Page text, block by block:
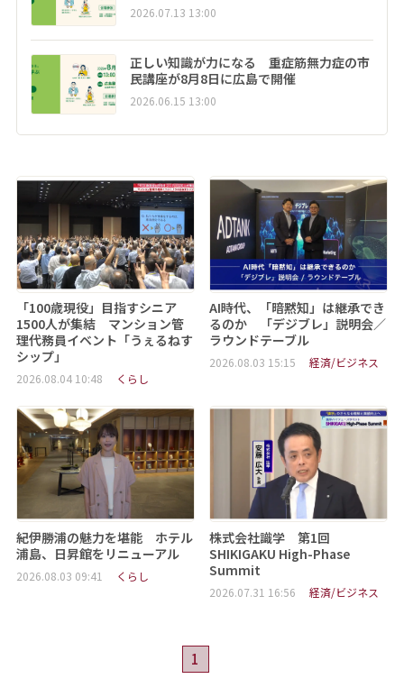
2026.07.13 13:00
正しい知識が力になる 重症筋無力症の市
民講座が8月8日に広島で開催
2026.06.15 13:00
「100歳現役」目指すシニア
1500人が集結 マンション管
理代務員イベント「うぇるねす
シップ」
2026.08.04 10:48 くらし
AI時代、「暗黙知」は継承でき
るのか 「デジブレ」説明会／
ラウンドテーブル
2026.08.03 15:15 経済/ビジネス
紀伊勝浦の魅力を堪能 ホテル
浦島、日昇館をリニューアル
2026.08.03 09:41 くらし
株式会社識学 第1回
SHIKIGAKU High-Phase
Summit
2026.07.31 16:56 経済/ビジネス
1